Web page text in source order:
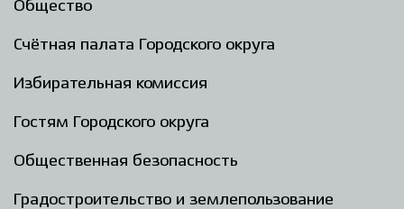
Общество
Счётная палата Городского округа
Избирательная комиссия
Гостям Городского округа
Общественная безопасность
Градостроительство и землепользование